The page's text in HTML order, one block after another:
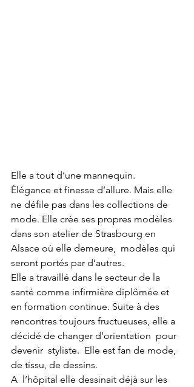
Elle a tout d’une mannequin.
Élégance et finesse d’allure. Mais elle
ne défile pas dans les collections de
mode. Elle crée ses propres modèles
dans son atelier de Strasbourg en
Alsace où elle demeure,  modèles qui
seront portés par d’autres.
Elle a travaillé dans le secteur de la
santé comme infirmière diplômée et
en formation continue. Suite à des
rencontres toujours fructueuses, elle a
décidé de changer d’orientation  pour
devenir  styliste.  Elle est fan de mode,
de tissu, de dessins.
A  l’hôpital elle dessinait déjà sur les